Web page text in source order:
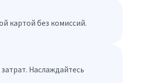
картой без комиссий.
Наслаждайтесь